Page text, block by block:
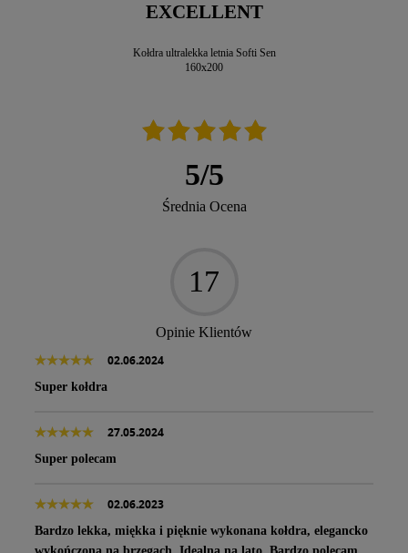
EXCELLENT
Kołdra ultralekka letnia Softi Sen
160x200
5/5
Średnia Ocena
17
Opinie Klientów
02.06.2024
Super kołdra
27.05.2024
Super polecam
02.06.2023
Bardzo lekka, miękka i pięknie wykonana kołdra, elegancko